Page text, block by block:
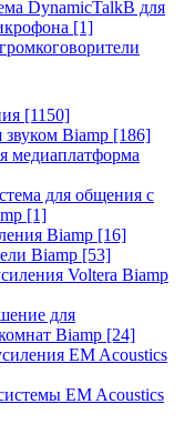
DynamicTalkB для
[1]
[1150]
Biamp [186]
медиаплатформа
для общения с
[1]
Biamp [16]
Biamp [53]
Voltera Biamp
для
Biamp [24]
EM Acoustics
EM Acoustics